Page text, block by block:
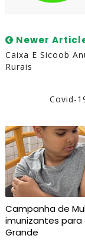
Newer
Caixa E Sicoob
Rurais
Covid-
Campanha de
imunizantes
Grande